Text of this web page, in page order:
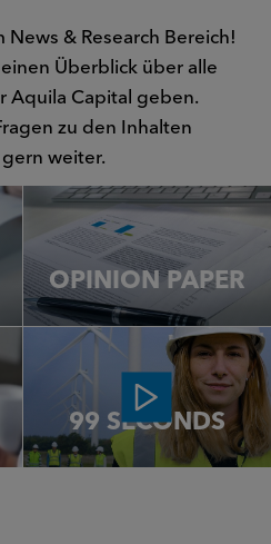
& Research Bereich!
Überblick über alle
Aquila Capital geben.
zu den Inhalten
weiter.
OPINION PAPER
99 SECONDS